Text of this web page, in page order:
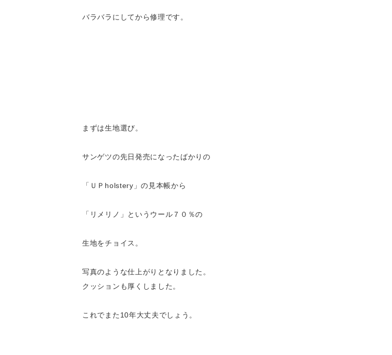
バラバラにしてから修理です。
まずは生地選び。
サンゲツの先日発売になったばかりの
「ＵＰholstery」の見本帳から
「リメリノ」というウール７０％の
生地をチョイス。
写真のような仕上がりとなりました。
クッションも厚くしました。
これでまた10年大丈夫でしょう。